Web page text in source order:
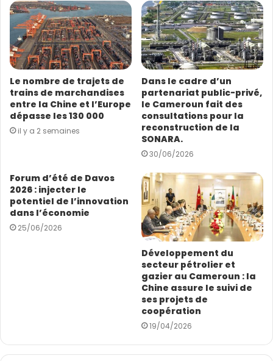
déchargement des navires accostés au Pak, tout en
garantissant une manutention efficace ainsi que la
sécurité des conteneurs.
e
a
d
r
e
s
s
e
E
m
a
Le nombre de trajets de
trains de marchandises
entre la Chine et l’Europe
dépasse les 130 000
il y a 2 semaines
Dans le cadre d’un
partenariat public-privé,
le Cameroun fait des
consultations pour la
reconstruction de la
SONARA.
30/06/2026
Forum d’été de Davos
2026 : injecter le
potentiel de l’innovation
dans l’économie
25/06/2026
Développement du
secteur pétrolier et
gazier au Cameroun : la
Chine assure le suivi de
ses projets de
coopération
19/04/2026